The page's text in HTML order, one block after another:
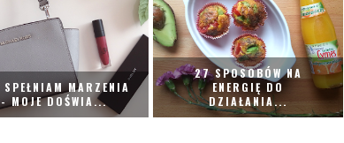
SPEŁNIAM MARZENIA
- MOJE DOŚWIA...
27 SPOSOBÓW NA
ENERGIĘ DO
DZIAŁANIA...